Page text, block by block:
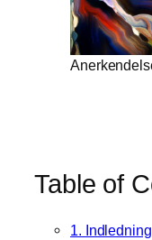
Table of
1. Indledning